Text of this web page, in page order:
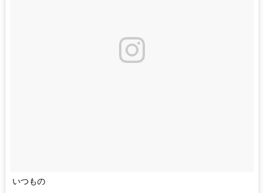
いつもの